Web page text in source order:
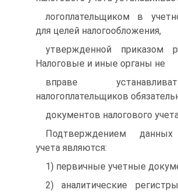
логоплательщиком в
для целей налогообложения,
утвержденной приказом
Налоговые и иные органы не
вправе
налогоплательщиков
документов налогового
Подтверждением данных
учета являются:
1) первичные учетные
2) аналитические